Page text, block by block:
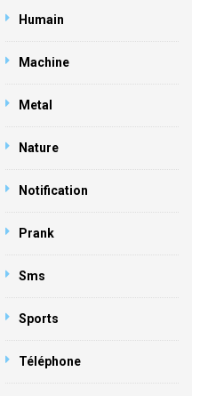
Humain
Machine
Metal
Nature
Notification
Prank
Sms
Sports
Téléphone